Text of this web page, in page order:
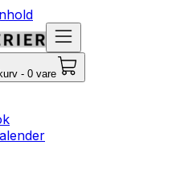
- 0 vare